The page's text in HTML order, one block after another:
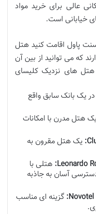
عالی برای خرید مواد
خیابانی است.
پاول اقامت کنید هتل
که می توانید از بین آن
هتل های نزدیک کلیسای
یک بانک سابق واقع
هتل مدرن با امکانات
یک هتل مقرون به
Leonardo هتلی با
آسان به جاذبه
Novotel گزینه ای مناسب